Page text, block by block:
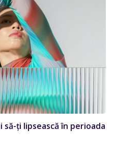
ți lipsească în perioada